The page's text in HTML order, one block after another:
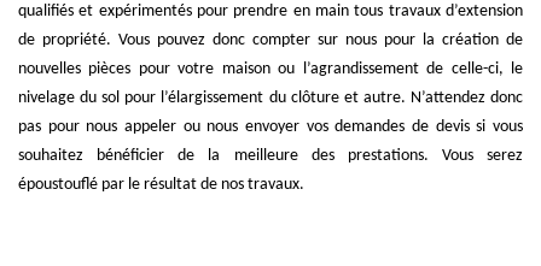
qualifiés et expérimentés pour prendre en main tous travaux d’extension
de propriété. Vous pouvez donc compter sur nous pour la création de
nouvelles pièces pour votre maison ou l’agrandissement de celle-ci, le
nivelage du sol pour l’élargissement du clôture et autre. N’attendez donc
pas pour nous appeler ou nous envoyer vos demandes de devis si vous
souhaitez bénéficier de la meilleure des prestations. Vous serez
époustouflé par le résultat de nos travaux.